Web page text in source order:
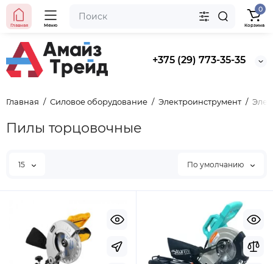
+375 (29) 773-35-35
Главная Меню
0
Корзина
Главная Силовое оборудование Электроинструмент
Пилы торцовочные
15 По умолчанию